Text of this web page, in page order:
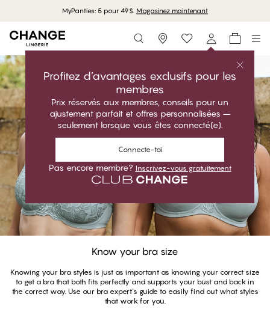
MyPanties: 5 pour 49$. Magasinez maintenant
Storefinder
Profitez d’avantages exclusifs pour les
membres
Prix réservés aux membres, conseils pour un
ajustement parfait et offres personnalisées –
seulement lorsque vous êtes connecté(e).
Connecte-toi
Pas encore membre? Inscrivez-vous gratuitement
Bra Fit Guide – Find
Le guide de l'ajustement
parfait
Know your bra size
Knowing your bra styles is just as important as knowing your correct size
to get a bra that both fits perfectly and supports your bust and back in
the correct way. Use our bra expert's guide to easily find out what styles
that work for you.